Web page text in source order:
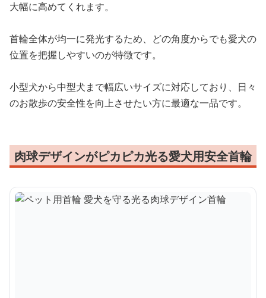
大幅に高めてくれます。
首輪全体が均一に発光するため、どの角度からでも愛犬の
位置を把握しやすいのが特徴です。
小型犬から中型犬まで幅広いサイズに対応しており、日々
のお散歩の安全性を向上させたい方に最適な一品です。
肉球デザインがピカピカ光る愛犬用安全首輪